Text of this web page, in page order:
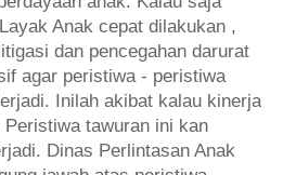
Anak cepat dilakukan ,
dan pencegahan darurat
agar peristiwa - peristiwa
Inilah akibat kalau kinerja
tawuran ini kan
Dinas Perlintasan Anak